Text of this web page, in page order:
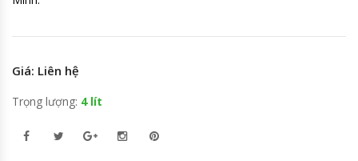
Giá: Liên hệ
Trọng lượng: 4 lít